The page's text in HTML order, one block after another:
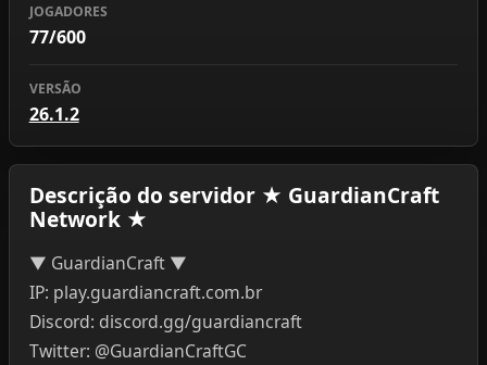
JOGADORES
77/600
VERSÃO
26.1.2
Descrição do servidor ★ GuardianCraft
Network ★
▼ GuardianCraft ▼
IP: play.guardiancraft.com.br
Discord: discord.gg/guardiancraft
Twitter: @GuardianCraftGC